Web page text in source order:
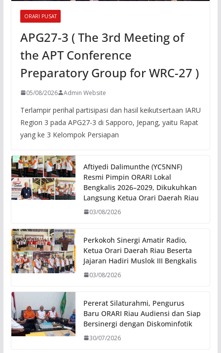
ORARI PUSAT
APG27-3 ( The 3rd Meeting of
the APT Conference
Preparatory Group for WRC-27 )
05/08/2026 Admin Website
Terlampir perihal partisipasi dan hasil keikutsertaan IARU
Region 3 pada APG27-3 di Sapporo, Jepang, yaitu Rapat
yang ke 3 Kelompok Persiapan
Aftiyedi Dalimunthe (YC5NNF)
Resmi Pimpin ORARI Lokal
Bengkalis 2026–2029, Dikukuhkan
Langsung Ketua Orari Daerah Riau
03/08/2026
Perkokoh Sinergi Amatir Radio,
Ketua Orari Daerah Riau Beserta
Jajaran Hadiri Muslok III Bengkalis
03/08/2026
Pererat Silaturahmi, Pengurus
Baru ORARI Riau Audiensi dan Siap
Bersinergi dengan Diskominfotik
30/07/2026